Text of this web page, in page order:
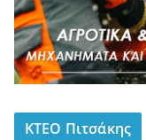
ΚΤΕΟ Πιτσάκης